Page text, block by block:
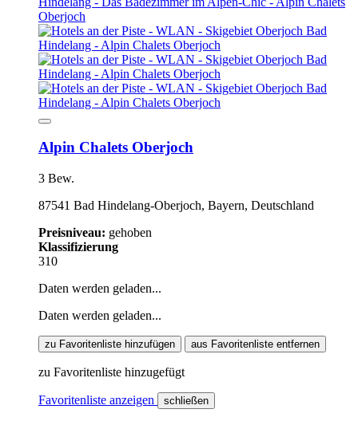
Alpin Chalets Oberjoch
3 Bew.
87541 Bad Hindelang-Oberjoch, Bayern, Deutschland
Preisniveau: gehoben
Klassifizierung
310
Daten werden geladen...
Daten werden geladen...
zu Favoritenliste hinzufügen aus Favoritenliste entfernen
zu Favoritenliste hinzugefügt
Favoritenliste anzeigen schließen